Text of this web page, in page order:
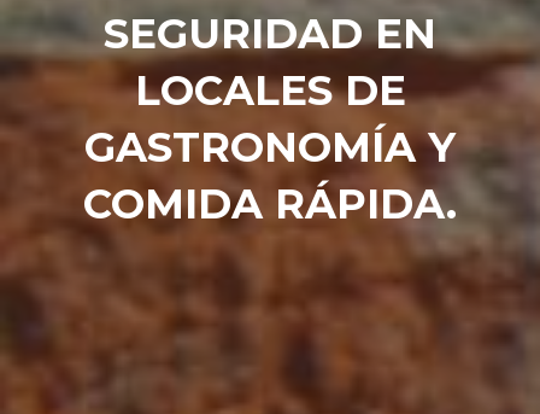
SEGURIDAD EN
LOCALES DE
GASTRONOMÍA Y
COMIDA RÁPIDA.